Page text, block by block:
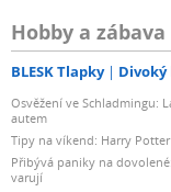
Hobby a zábava
BLESK Tlapky
Osvěžení ve Schladmingu:
autem
Tipy na víkend: Harry
Přibývá paniky na
varují